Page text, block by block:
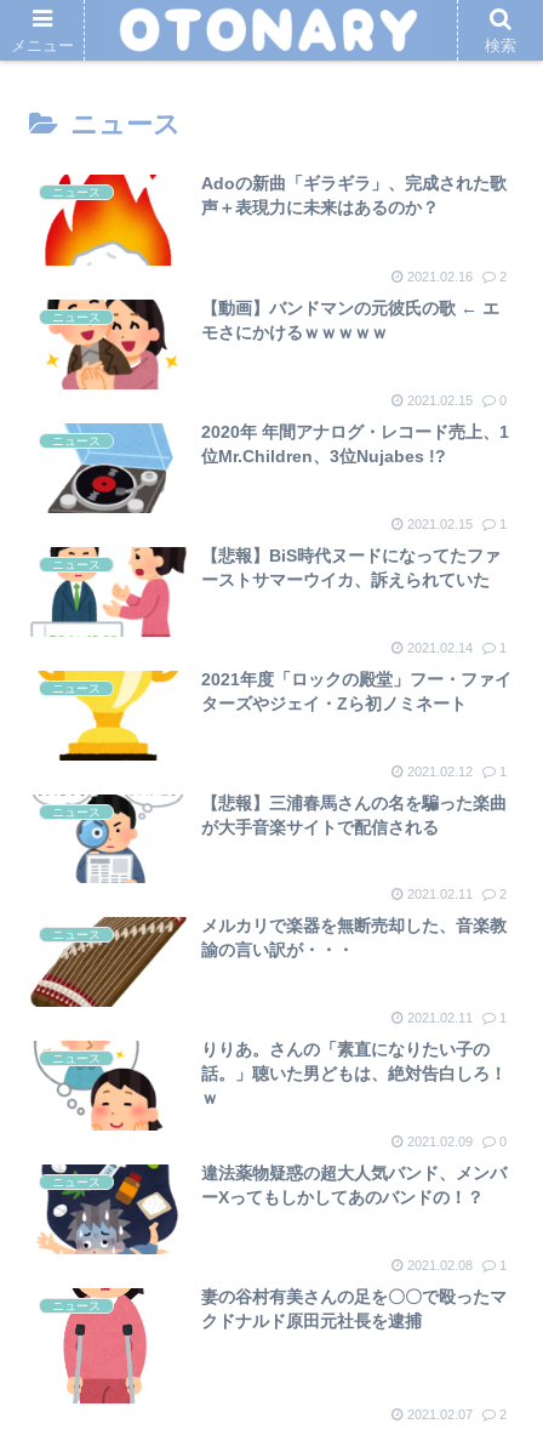
ニュース
ニュース
Adoの新曲「ギラギラ」、完成された歌
声＋表現力に未来はあるのか？
2021.02.16 2
ニュース
【動画】バンドマンの元彼氏の歌 ← エ
モさにかけるｗｗｗｗｗ
2021.02.15 0
ニュース
2020年 年間アナログ・レコード売上、1
位Mr.Children、3位Nujabes !?
2021.02.15 1
ニュース
【悲報】BiS時代ヌードになってたファ
ーストサマーウイカ、訴えられていた
2021.02.14 1
ニュース
2021年度「ロックの殿堂」フー・ファイ
ターズやジェイ・Zら初ノミネート
2021.02.12 1
ニュース
【悲報】三浦春馬さんの名を騙った楽曲
が大手音楽サイトで配信される
2021.02.11 2
ニュース
メルカリで楽器を無断売却した、音楽教
諭の言い訳が・・・
2021.02.11 1
ニュース
りりあ。さんの「素直になりたい子の
話。」聴いた男どもは、絶対告白しろ！
ｗ
2021.02.09 0
ニュース
違法薬物疑惑の超大人気バンド、メンバ
ーXってもしかしてあのバンドの！？
2021.02.08 1
ニュース
妻の谷村有美さんの足を〇〇で殴ったマ
クドナルド原田元社長を逮捕
2021.02.07 2
メニュー 検索